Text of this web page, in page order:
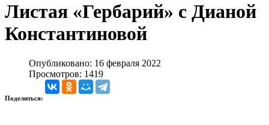
Листая «Гербарий» с Дианой
Константиновой
Опубликовано: 16 февраля 2022
Просмотров: 1419
Поделиться: